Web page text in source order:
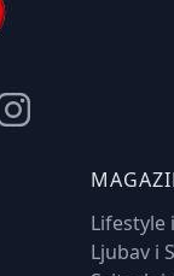
Lifestyle
Ljubav i